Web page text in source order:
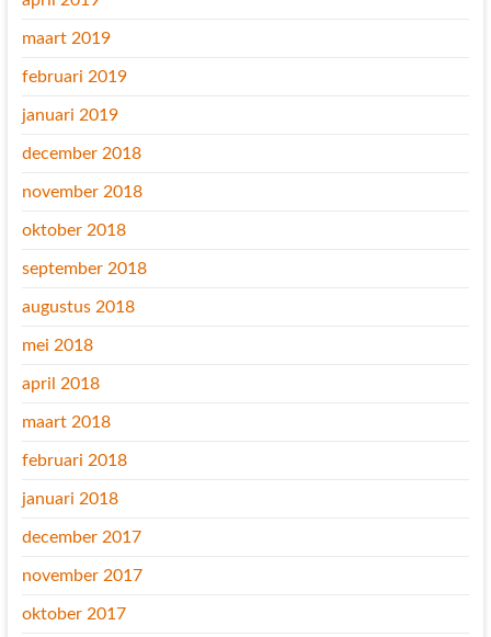
maart 2019
februari 2019
januari 2019
december 2018
november 2018
oktober 2018
september 2018
augustus 2018
mei 2018
april 2018
maart 2018
februari 2018
januari 2018
december 2017
november 2017
oktober 2017